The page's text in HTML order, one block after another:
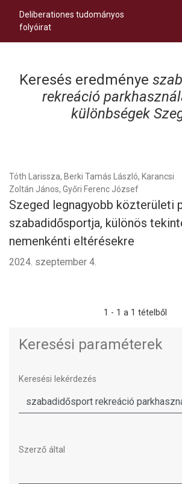
Deliberationes tudományos
folyóirat
Keresés eredménye
rekreáció
különbségek
Tóth Larissza, Berki Tamás László, Karancsi
Zoltán János, Győri Ferenc József
Szeged legnagyobb közterületi
szabadidősportja, különös
nemenkénti eltérésekre
2024. szeptember 4.
1 - 1 a 1 tételből
Keresési paraméterek
Keresési lekérdezés
Szerző által